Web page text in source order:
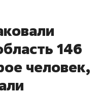
146
человек,